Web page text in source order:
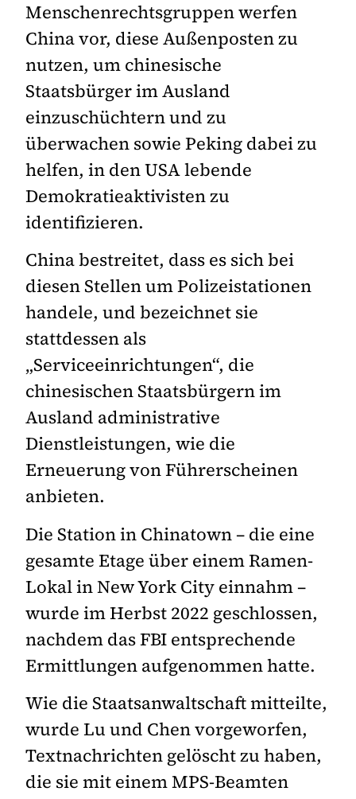
Menschenrechtsgruppen werfen
China vor, diese Außenposten zu
nutzen, um chinesische
Staatsbürger im Ausland
einzuschüchtern und zu
überwachen sowie Peking dabei zu
helfen, in den USA lebende
Demokratieaktivisten zu
identifizieren.
China bestreitet, dass es sich bei
diesen Stellen um Polizeistationen
handele, und bezeichnet sie
stattdessen als
„Serviceeinrichtungen“, die
chinesischen Staatsbürgern im
Ausland administrative
Dienstleistungen, wie die
Erneuerung von Führerscheinen
anbieten.
Die Station in Chinatown – die eine
gesamte Etage über einem Ramen-
Lokal in New York City einnahm –
wurde im Herbst 2022 geschlossen,
nachdem das FBI entsprechende
Ermittlungen aufgenommen hatte.
Wie die Staatsanwaltschaft mitteilte,
wurde Lu und Chen vorgeworfen,
Textnachrichten gelöscht zu haben,
die sie mit einem MPS-Beamten